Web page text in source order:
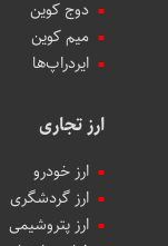
دوج کوین
میم کوین‌
ایردراپ‌ها
ارز تجاری
ارز خودرو
ارز گردشگری
ارز پتروشیمی